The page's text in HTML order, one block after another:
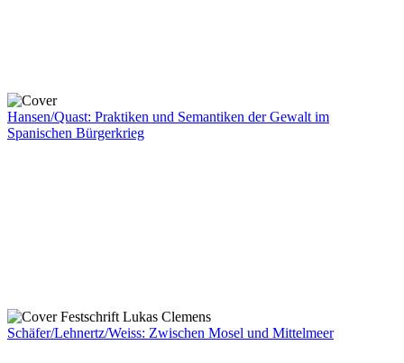
Hansen/Quast: Praktiken und Semantiken der Gewalt im
Spanischen Bürgerkrieg
Schäfer/Lehnertz/Weiss: Zwischen Mosel und Mittelmeer